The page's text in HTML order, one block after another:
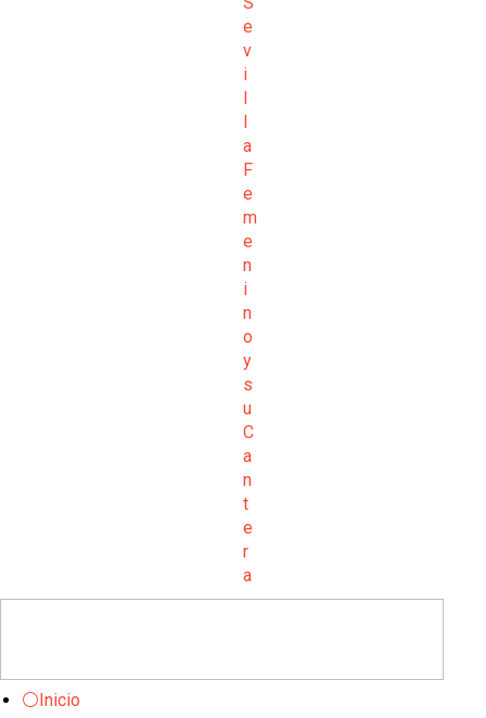
⚪Inicio